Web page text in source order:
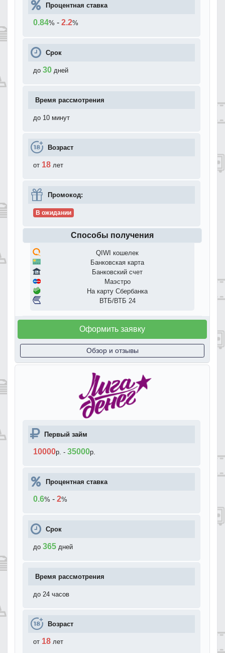
Процентная ставка
0.84% - 2.2%
Срок
до 30 дней
Время рассмотрения
до 10 минут
Возраст
от 18 лет
Промокод:
В ожидании
Способы получения
QIWI кошелек
Банковская карта
Банковский счет
Маэстро
На карту Сбербанка
ВТБ/ВТБ 24
Оформить заявку
Обзор и отзывы
Первый займ
10000р. - 35000р.
Процентная ставка
0.6% - 2%
Срок
до 365 дней
Время рассмотрения
до 24 часов
Возраст
от 18 лет